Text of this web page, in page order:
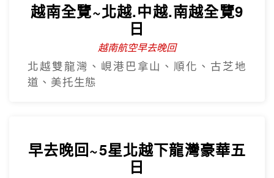
越南全覽~北越.中越.南越全覽9
日
越南航空早去晚回
北越雙龍灣、峴港巴拿山、順化、古芝地
道、美托生態
早去晚回~5星北越下龍灣豪華五
日